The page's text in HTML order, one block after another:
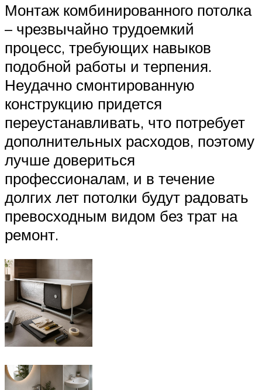
Монтаж комбинированного потолка
– чрезвычайно трудоемкий
процесс, требующих навыков
подобной работы и терпения.
Неудачно смонтированную
конструкцию придется
переустанавливать, что потребует
дополнительных расходов, поэтому
лучше довериться
профессионалам, и в течение
долгих лет потолки будут радовать
превосходным видом без трат на
ремонт.